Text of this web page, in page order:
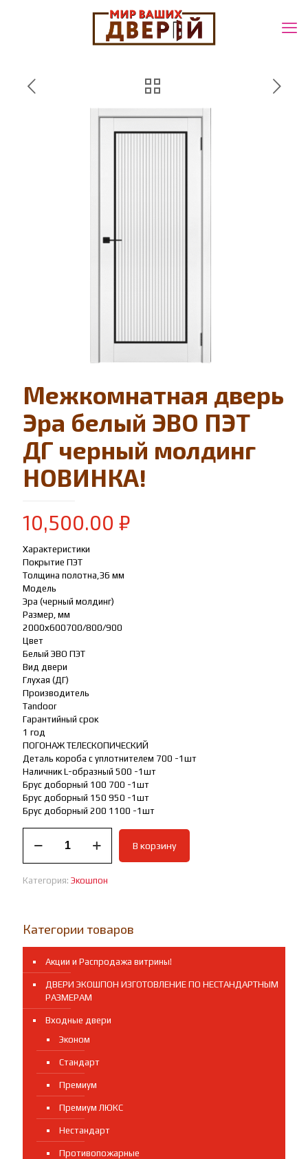
Межкомнатная дверь
Эра белый ЭВО ПЭТ
ДГ черный молдинг
НОВИНКА!
10,500.00 ₽
Характеристики
Покрытие ПЭТ
Толщина полотна,36 мм
Модель
Эра (черный молдинг)
Размер, мм
2000х600700/800/900
Цвет
Белый ЭВО ПЭТ
Вид двери
Глухая (ДГ)
Производитель
Tandoor
Гарантийный срок
1 год
ПОГОНАЖ ТЕЛЕСКОПИЧЕСКИЙ
Деталь короба с уплотнителем 700 -1шт
Наличник L-образный 500 -1шт
Брус доборный 100 700 -1шт
Брус доборный 150 950 -1шт
Брус доборный 200 1100 -1шт
товара
Эра
ПЭТ
молдинг
В корзину
Категория: Экошпон
Категории товаров
Акции и Распродажа витрины!
ДВЕРИ ЭКОШПОН ИЗГОТОВЛЕНИЕ ПО НЕСТАНДАРТНЫМ
РАЗМЕРАМ
Входные двери
Эконом
Стандарт
Премиум
Премиум ЛЮКС
Нестандарт
Противопожарные